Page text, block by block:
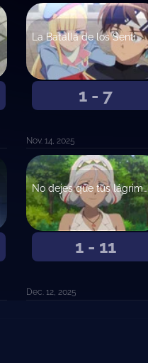
1 - 7
La Batalla de los Sentimientos
Nov. 14, 2025
1 - 11
No dejes que tús lágrimas fluyan, dijo la niña
Dec. 12, 2025